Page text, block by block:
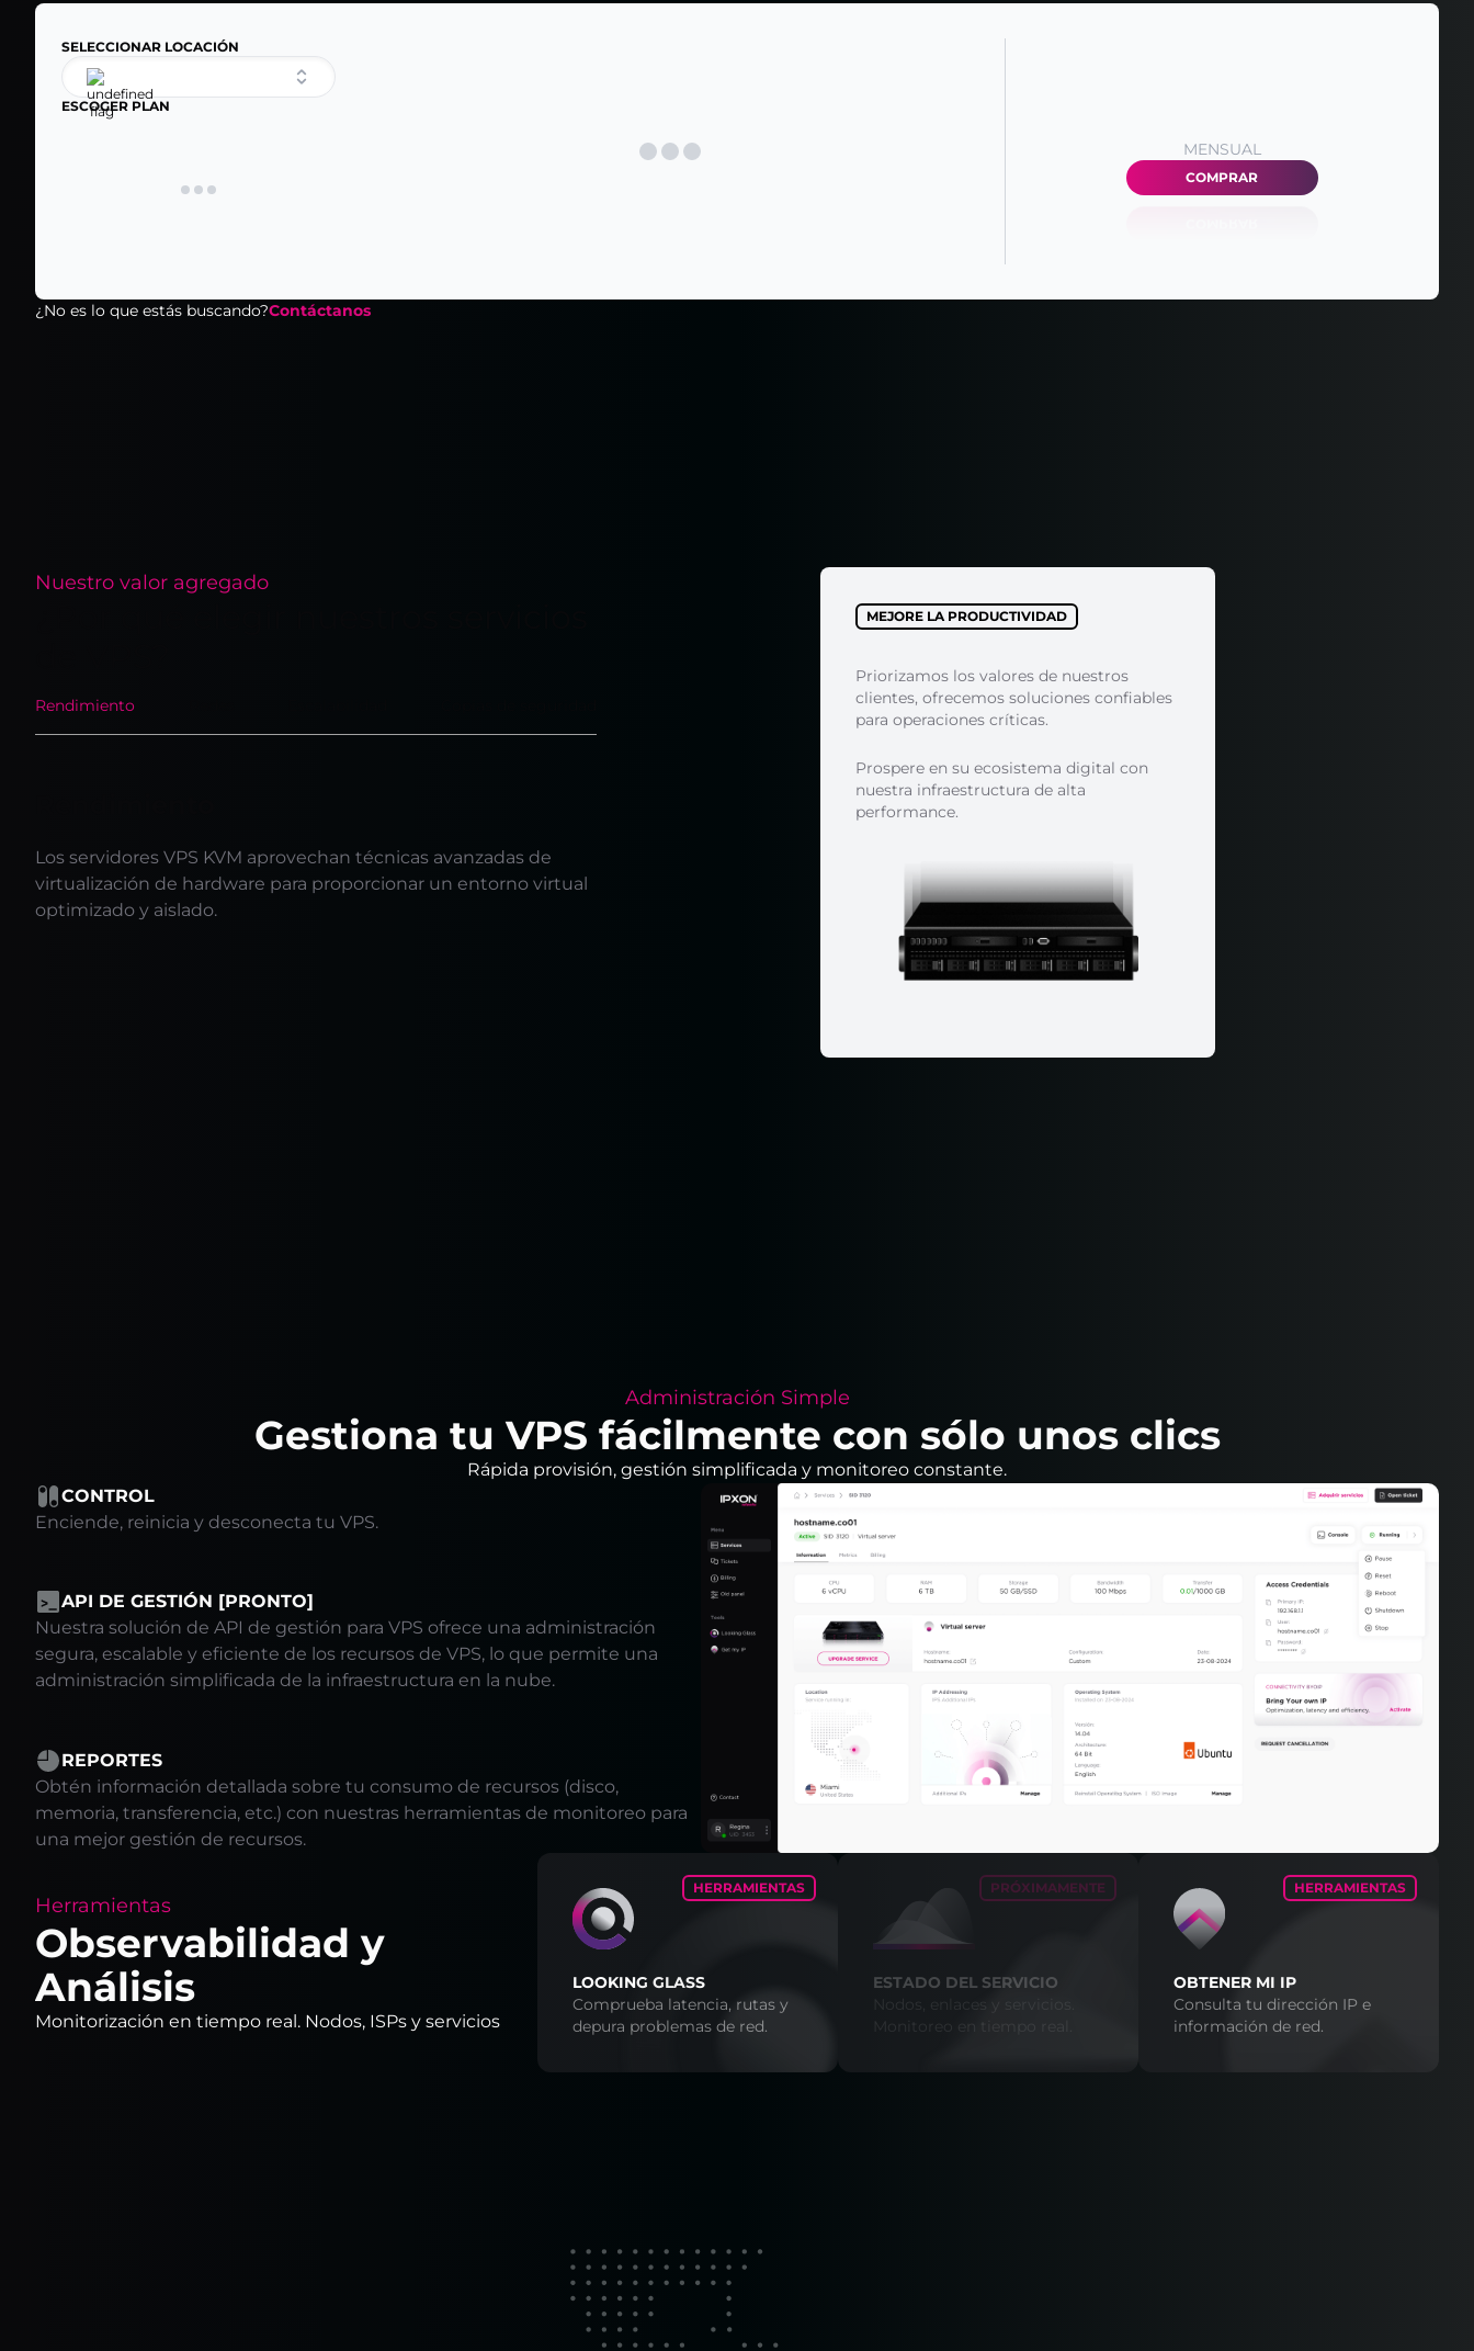
SELECCIONAR LOCACIÓN
ESCOGER PLAN
MENSUAL
COMPRAR
¿No es lo que estás buscando?Contáctanos
Nuestro valor agregado
Rendimiento
Los servidores VPS KVM aprovechan técnicas avanzadas de
virtualización de hardware para proporcionar un entorno virtual
optimizado y aislado.
MEJORE LA PRODUCTIVIDAD
Priorizamos los valores de nuestros
clientes, ofrecemos soluciones confiables
para operaciones críticas.
Prospere en su ecosistema digital con
nuestra infraestructura de alta
performance.
Administración Simple
Gestiona tu VPS fácilmente con sólo unos clics
Rápida provisión, gestión simplificada y monitoreo constante.
CONTROL
Enciende, reinicia y desconecta tu VPS.
API DE GESTIÓN [PRONTO]
Nuestra solución de API de gestión para VPS ofrece una administración
segura, escalable y eficiente de los recursos de VPS, lo que permite una
administración simplificada de la infraestructura en la nube.
REPORTES
Obtén información detallada sobre tu consumo de recursos (disco,
memoria, transferencia, etc.) con nuestras herramientas de monitoreo para
una mejor gestión de recursos.
Herramientas
Observabilidad y
Análisis
Monitorización en tiempo real. Nodos, ISPs y servicios
HERRAMIENTAS
LOOKING GLASS
Comprueba latencia, rutas y
depura problemas de red.
PRÓXIMAMENTE
ESTADO DEL SERVICIO
Nodos, enlaces y servicios.
Monitoreo en tiempo real.
HERRAMIENTAS
OBTENER MI IP
Consulta tu dirección IP e
información de red.